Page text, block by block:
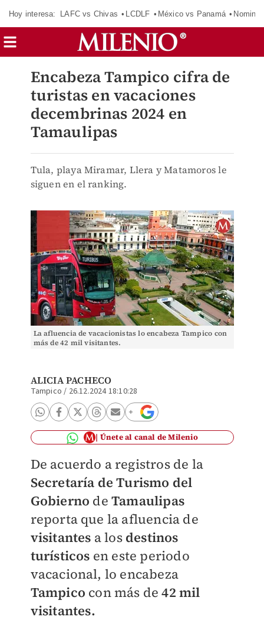
Hoy interesa: LAFC vs Chivas LCDLF México vs Panamá
Encabeza Tampico cifra de
turistas en vacaciones
decembrinas 2024 en
Tamaulipas
Tula, playa Miramar, Llera y Matamoros le
siguen en el ranking.
La afluencia de vacacionistas lo encabeza Tampico con
más de 42 mil visitantes.
ALICIA PACHECO
Tampico / 26.12.2024 18:10:28
Únete al canal de Milenio
De acuerdo a registros de la
Secretaría de Turismo del
Gobierno de Tamaulipas
reporta que la afluencia de
visitantes a losdestinos
turísticos en este periodo
vacacional, lo encabeza
Tampico con más de42 mil
visitantes.